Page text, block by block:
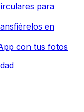
para
en
con tus fotos